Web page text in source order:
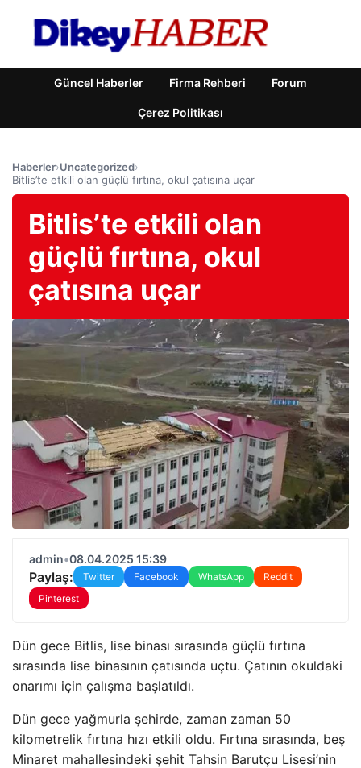
Güncel Haberler Firma Rehberi Forum
Çerez Politikası
Haberler›Uncategorized›
Bitlis’te etkili olan güçlü fırtına, okul çatısına uçar
Bitlis’te etkili olan
güçlü fırtına, okul
çatısına uçar
admin•08.04.2025 15:39
Paylaş: Twitter Facebook WhatsApp
Reddit
Pinterest
Dün gece Bitlis, lise binası sırasında güçlü fırtına
sırasında lise binasının çatısında uçtu. Çatının okuldaki
onarımı için çalışma başlatıldı.
Dün gece yağmurla şehirde, zaman zaman 50
kilometrelik fırtına hızı etkili oldu. Fırtına sırasında, beş
Minaret mahallesindeki şehit Tahsin Barutçu Lisesi’nin